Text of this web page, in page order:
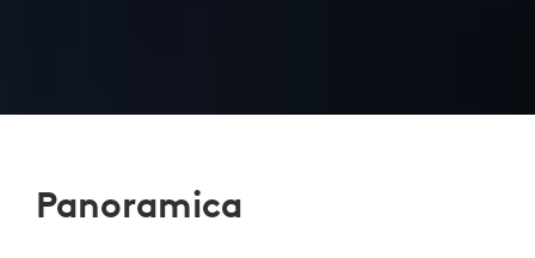
Panoramica